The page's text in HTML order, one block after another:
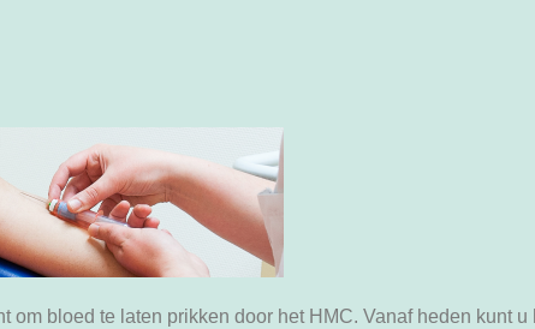
bloed te laten prikken door het HMC. Vanaf heden kunt